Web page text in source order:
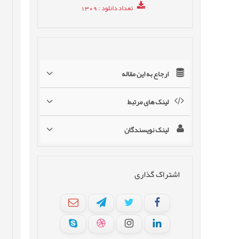
تعداد دانلود: 1309
ارجاع به این مقاله
لینک های مرتبط
لینک نویسندگان
اشتراک گذاری